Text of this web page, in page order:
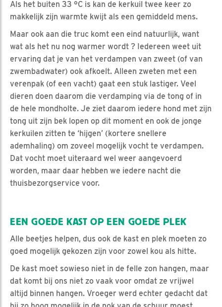
Als het buiten 33 °C is kan de kerkuil twee keer zo
makkelijk zijn warmte kwijt als een gemiddeld mens.
Maar ook aan die truc komt een eind natuurlijk, want
wat als het nu nog warmer wordt ? Iedereen weet uit
ervaring dat je van het verdampen van zweet (of van
zwembadwater) ook afkoelt. Alleen zweten met een
verenpak (of een vacht) gaat een stuk lastiger. Veel
dieren doen daarom die verdamping via de tong of in
de hele mondholte. Je ziet daarom iedere hond met zijn
tong uit zijn bek lopen op dit moment en ook de jonge
kerkuilen zitten te ‘hijgen’ (kortere snellere
ademhaling) om zoveel mogelijk vocht te verdampen.
Dat vocht moet uiteraard wel weer aangevoerd
worden, maar daar hebben we iedere nacht die
thuisbezorgservice voor.
EEN GOEDE KAST OP EEN GOEDE PLEK
Alle beetjes helpen, dus ook de kast en plek moeten zo
goed mogelijk gekozen zijn voor zowel kou als hitte.
De kast moet sowieso niet in de felle zon hangen, maar
dat komt bij ons niet zo vaak voor omdat ze vrijwel
altijd binnen hangen. Vroeger werd echter gedacht dat